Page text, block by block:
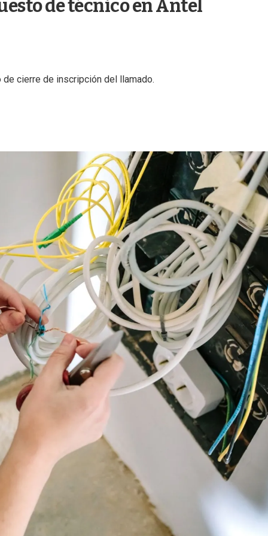
de técnico en Antel
cierre de inscripción del llamado.